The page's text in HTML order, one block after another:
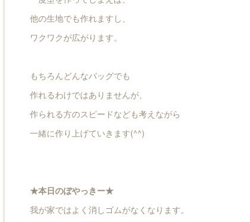
他の生地でも作れますし、
ワクワクが広がります。
もちろんどんなバッグでも
作れるわけではありませんが、
作られる方のスピードなども考えながら
一緒に作り上げていきます(^^)
★本日のぼやっきー★
我が家ではよく消しゴムがなくなります。